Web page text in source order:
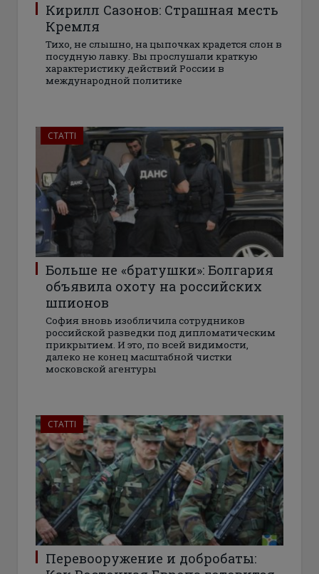
Кирилл Сазонов: Страшная месть
Кремля
Тихо, не слышно, на цыпочках крадется слон в
посудную лавку. Вы прослушали краткую
характеристику действий России в
международной политике
СТАТТІ
Больше не «братушки»: Болгария
объявила охоту на российских
шпионов
София вновь изобличила сотрудников
российской разведки под дипломатическим
прикрытием. И это, по всей видимости,
далеко не конец масштабной чистки
московской агентуры
СТАТТІ
Перевооружение и добробаты: